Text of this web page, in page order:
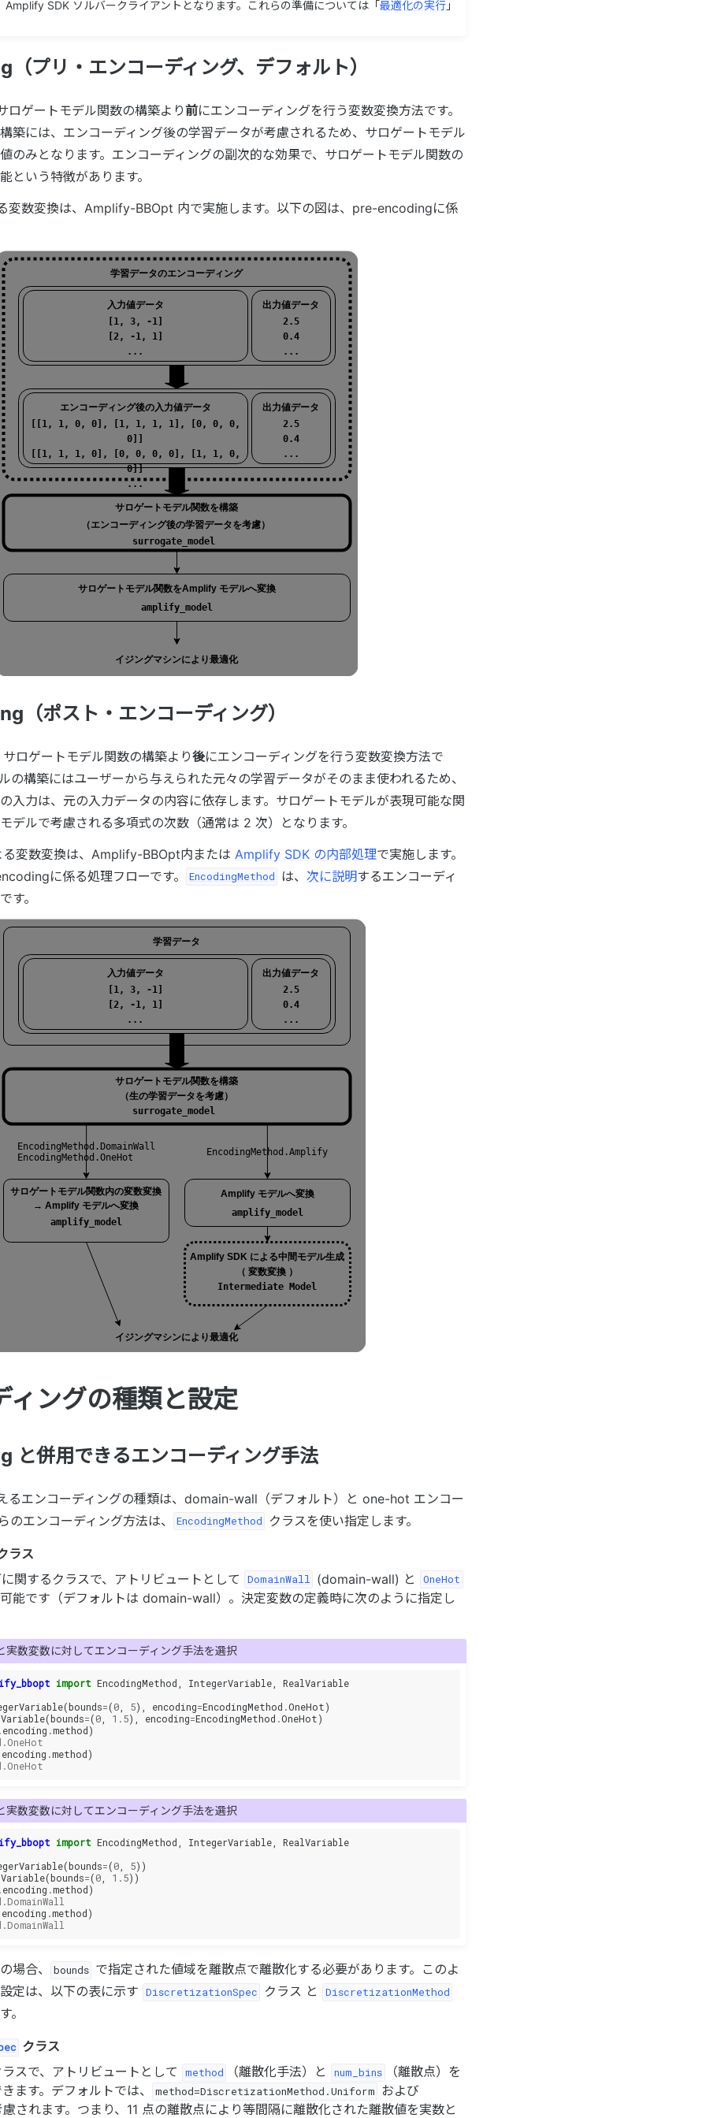
Amplify SDK ソルバークライアントとなります。これらの準備については「最適化の実行 」
プリ・エンコーディング、デフォルト）
ゲートモデル関数の構築より前にエンコーディングを行う変数変換方法です。
築には、エンコーディング後の学習データが考慮されるため、サロゲートモデル
のみとなります。エンコーディングの副次的な効果で、サロゲートモデル関数の
という特徴があります。
変数変換は、Amplify-BBOpt 内で実施します。以下の図は、pre-encodingに係
（ポスト・エンコーディング）
ロゲートモデル関数の構築より後にエンコーディングを行う変数変換方法で
の構築にはユーザーから与えられた元々の学習データがそのまま使われるため、
入力は、元の入力データの内容に依存します。サロゲートモデルが表現可能な関
デルで考慮される多項式の次数（通常は 2 次）となります。
変数変換は、Amplify-BBOpt内または Amplify SDK の内部処理で実施します。
に係る処理フローです。
EncodingMethod は、次に説明するエンコーディ
す。
ィングの種類と設定
と併用できるエンコーディング手法
るエンコーディングの種類は、domain-wall（デフォルト）と one-hot エンコー
のエンコーディング方法は、
EncodingMethod クラスを使い指定します。
ラス
関するクラスで、アトリビュートとして
DomainWall (domain-wall) と OneHot
能です（デフォルトは domain-wall）。決定変数の定義時に次のように指定し
実数変数に対してエンコーディング手法を選択
import EncodingMethod IntegerVariable
RealVariable
(bounds=(0 5), encoding=EncodingMethod .OneHot)
(bounds=(0 1.5), encoding=EncodingMethod .OneHot)
encoding .method)
encoding .method)
実数変数に対してエンコーディング手法を選択
import EncodingMethod, IntegerVariable,
RealVariable
(bounds=(0, 5))
(bounds=(0, 1.5))
encoding .method)
encoding .method)
場合、 bounds で指定された値域を離散点で離散化する必要があります。このよ
定は、以下の表に示す DiscretizationSpec クラス と DiscretizationMethod
。
クラス
スで、アトリビュートとして
method （離散化手法）と num_bins
（離散点）を
ます。デフォルトでは、
method=DiscretizationMethod.Uniform および
されます。つまり、11 点の離散点により等間隔に離散化された離散値を実数と